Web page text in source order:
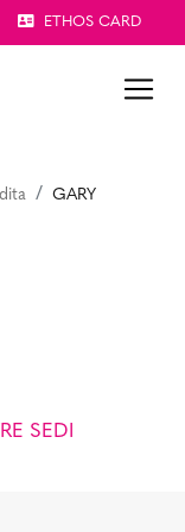
ETHOS CARD
GARY
SEDI